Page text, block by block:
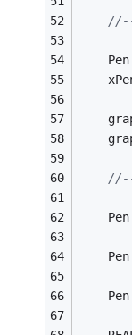
Pen
Pen
Pen
Pen